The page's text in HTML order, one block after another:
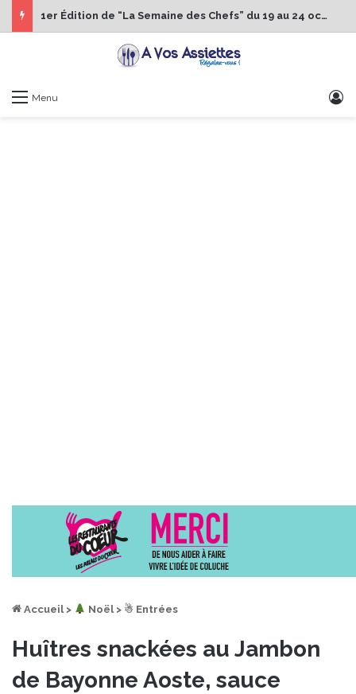
1er Édition de “La Semaine des Chefs” du 19 au 24 octobre 2026
Menu
Accueil > ︎ Noël > ☃ Entrées
Huîtres snackées au Jambon
de Bayonne Aoste, sauce